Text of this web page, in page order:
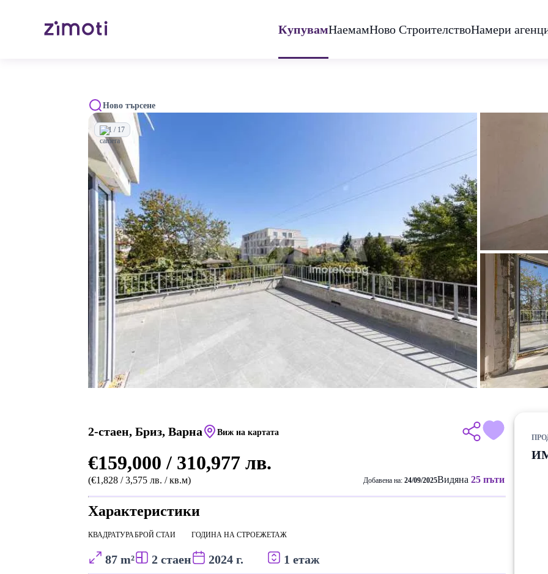
КупувамНаемамНово СтроителствоНамери
Ново търсене
1 / 17
2-стаен, Бриз, Варна Виж на картата
€159,000 / 310,977 лв.
(€1,828 / 3,575 лв. / кв.м) Добавена на: 24/09/2025Видяна 25 пъти
Характеристики
КВАДРАТУРА
87 m²
БРОЙ СТАИ
2 стаен
ГОДИНА НА СТРОЕЖ
2024 г.
ЕТАЖ
1 етаж